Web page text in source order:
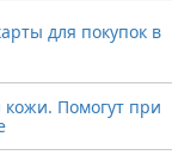
для покупок в
кожи. Помогут при